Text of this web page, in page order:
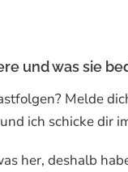
und was sie
Melde
ich schicke dir
her, deshalb